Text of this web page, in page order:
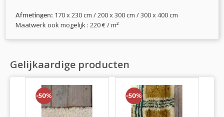
Afmetingen: 170 x 230 cm / 200 x 300 cm / 300 x 400 cm
Maatwerk ook mogelijk : 220 € / m²
Gelijkaardige producten